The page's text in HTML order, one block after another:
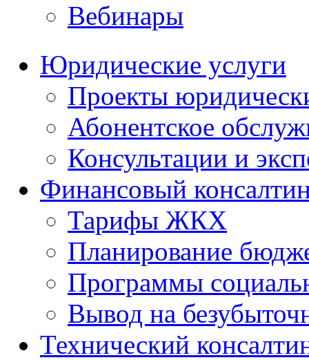
Вебинары
Юридические услуги
Проекты
Абонентское
Консультации и
Финансовый
Тарифы ЖКХ
Планирование
Программы
Вывод на
Технический